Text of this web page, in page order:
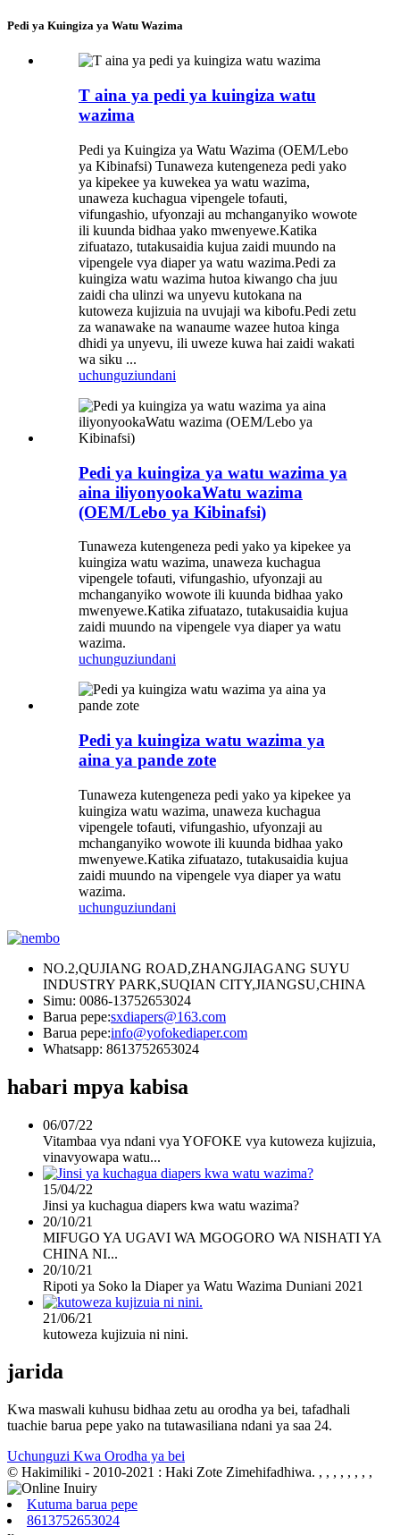
Pedi ya Kuingiza ya Watu Wazima
T aina ya pedi ya kuingiza watu
wazima
Pedi ya Kuingiza ya Watu Wazima (OEM/Lebo
ya Kibinafsi) Tunaweza kutengeneza pedi yako
ya kipekee ya kuwekea ya watu wazima,
unaweza kuchagua vipengele tofauti,
vifungashio, ufyonzaji au mchanganyiko wowote
ili kuunda bidhaa yako mwenyewe.Katika
zifuatazo, tutakusaidia kujua zaidi muundo na
vipengele vya diaper ya watu wazima.Pedi za
kuingiza watu wazima hutoa kiwango cha juu
zaidi cha ulinzi wa unyevu kutokana na
kutoweza kujizuia na uvujaji wa kibofu.Pedi zetu
za wanawake na wanaume wazee hutoa kinga
dhidi ya unyevu, ili uweze kuwa hai zaidi wakati
wa siku ...
uchunguziundani
Pedi ya kuingiza ya watu wazima ya
aina iliyonyookaWatu wazima
(OEM/Lebo ya Kibinafsi)
Tunaweza kutengeneza pedi yako ya kipekee ya
kuingiza watu wazima, unaweza kuchagua
vipengele tofauti, vifungashio, ufyonzaji au
mchanganyiko wowote ili kuunda bidhaa yako
mwenyewe.Katika zifuatazo, tutakusaidia kujua
zaidi muundo na vipengele vya diaper ya watu
wazima.
uchunguziundani
Pedi ya kuingiza watu wazima ya
aina ya pande zote
Tunaweza kutengeneza pedi yako ya kipekee ya
kuingiza watu wazima, unaweza kuchagua
vipengele tofauti, vifungashio, ufyonzaji au
mchanganyiko wowote ili kuunda bidhaa yako
mwenyewe.Katika zifuatazo, tutakusaidia kujua
zaidi muundo na vipengele vya diaper ya watu
wazima.
uchunguziundani
NO.2,QUJIANG ROAD,ZHANGJIAGANG SUYU
INDUSTRY PARK,SUQIAN CITY,JIANGSU,CHINA
Simu: 0086-13752653024
Barua pepe:sxdiapers@163.com
Barua pepe:info@yofokediaper.com
Whatsapp: 8613752653024
habari mpya kabisa
06/07/22
Vitambaa vya ndani vya YOFOKE vya kutoweza kujizuia,
vinavyowapa watu...
15/04/22
Jinsi ya kuchagua diapers kwa watu wazima?
20/10/21
MIFUGO YA UGAVI WA MGOGORO WA NISHATI YA
CHINA NI...
20/10/21
Ripoti ya Soko la Diaper ya Watu Wazima Duniani 2021
21/06/21
kutoweza kujizuia ni nini.
jarida
Kwa maswali kuhusu bidhaa zetu au orodha ya bei, tafadhali
tuachie barua pepe yako na tutawasiliana ndani ya saa 24.
Uchunguzi Kwa Orodha ya bei
© Hakimiliki - 2010-2021 : Haki Zote Zimehifadhiwa. , , , , , , , ,
Kutuma barua pepe
8613752653024